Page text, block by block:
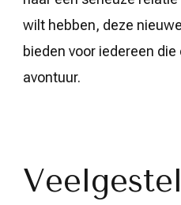
wilt hebben, deze
bieden voor iedereen
avontuur.